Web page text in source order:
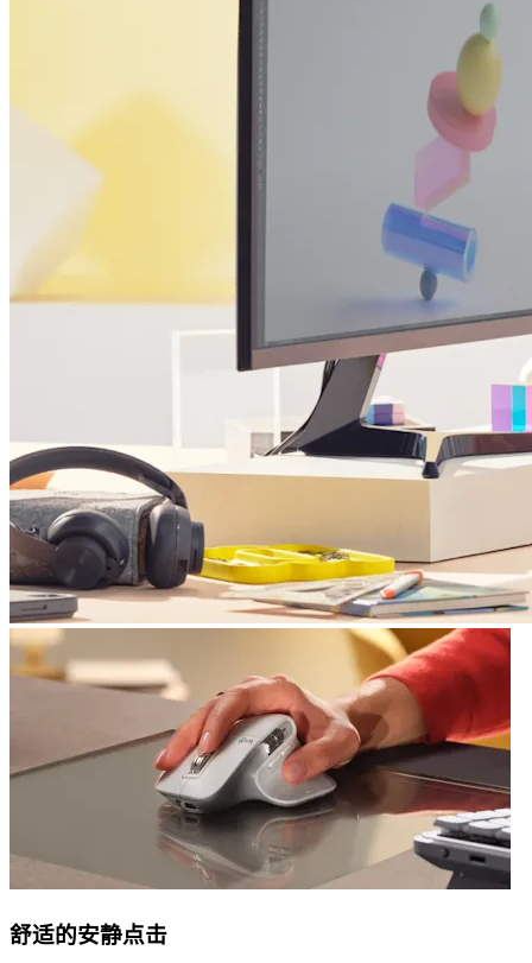
舒适的安静点击